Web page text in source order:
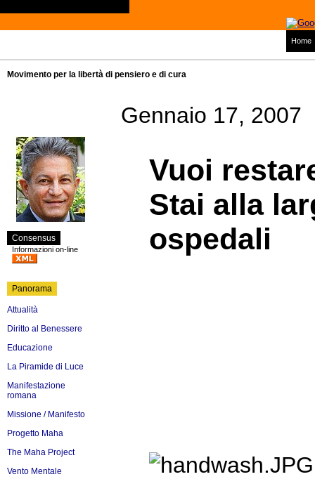
Home
Movimento per la libertà di pensiero e di cura
Consensus
Informazioni on-line
Panorama
Attualità
Diritto al Benessere
Educazione
La Piramide di Luce
Manifestazione
romana
Missione / Manifesto
Progetto Maha
The Maha Project
Vento Mentale
Gennaio 17, 2007
Vuoi
Stai alla
ospedali